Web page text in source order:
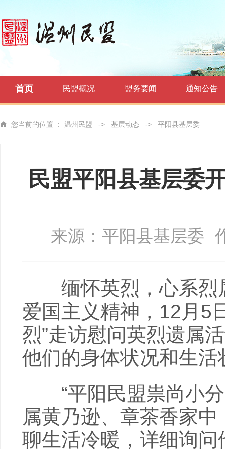
首页 民盟概况 盟务要闻 通知公告
您当前的位置 ： 温州民盟 -> 基层动态 -> 平阳县基层委
民盟平阳县基层委
来源：平阳县基层委
缅怀英烈，心系烈
爱国主义精神，12月5
烈”走访慰问英烈遗属
他们的身体状况和生
“平阳民盟祟尚小分
属黄乃逊、章茶香家
聊生活冷暖，详细询